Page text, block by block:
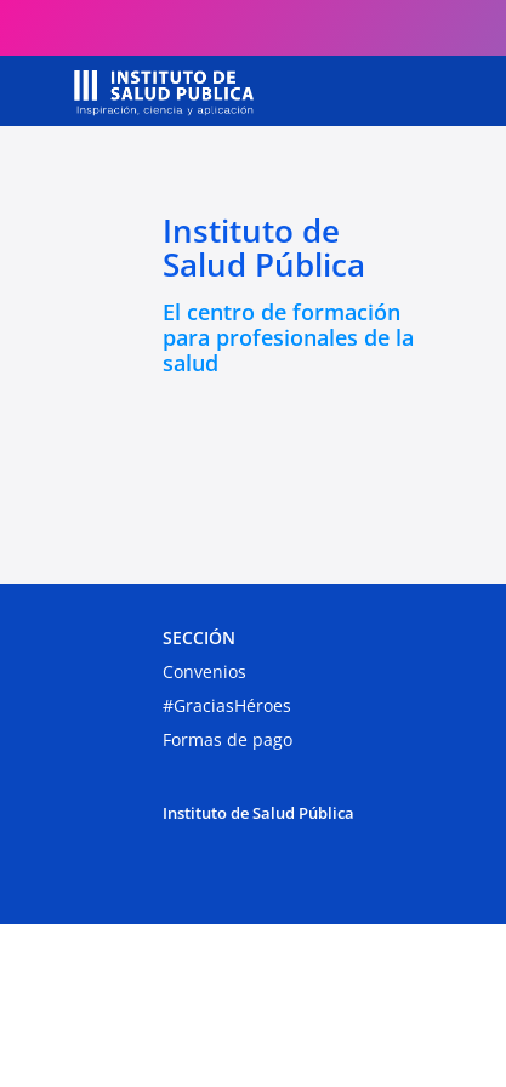
Instituto de
Salud Pública
El centro de formación
para profesionales de la
salud
SECCIÓN
Convenios
#GraciasHéroes
Formas de pago
Instituto de Salud Pública